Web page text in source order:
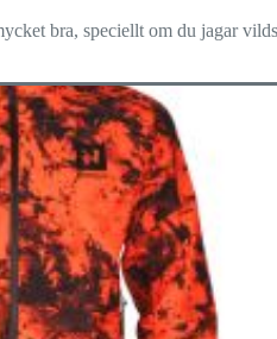
bra, speciellt om du jagar